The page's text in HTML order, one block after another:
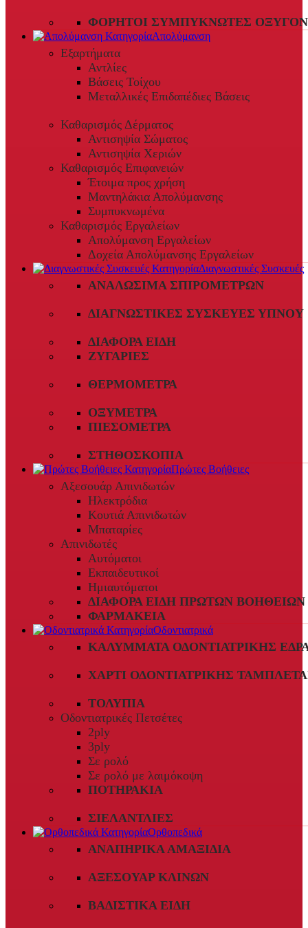
ΦΟΡΗΤΟΊ ΣΥΜΠΥΚΝΩΤΈΣ
Απολύμανση
Εξαρτήματα
Αντλίες
Βάσεις Τοίχου
Μεταλλικές Επιδαπέδιες Βάσεις
Καθαρισμός Δέρματος
Αντισηψία Σώματος
Αντισηψία Χεριών
Καθαρισμός Επιφανειών
Έτοιμα προς χρήση
Μαντηλάκια Απολύμανσης
Συμπυκνωμένα
Καθαρισμός Εργαλείων
Απολύμανση Εργαλείων
Δοχεία Απολύμανσης Εργαλείων
Διαγνωστικές Συσκευές
ΑΝΑΛΏΣΙΜΑ ΣΠΙΡΟΜΈΤΡΩΝ
ΔΙΑΓΝΩΣΤΙΚΈΣ ΣΥΣΚΕΥΈΣ ΎΠΝΟΥ
ΔΙΆΦΟΡΑ ΕΊΔΗ
ΖΥΓΑΡΙΈΣ
ΘΕΡΜΌΜΕΤΡΑ
ΟΞΎΜΕΤΡΑ
ΠΙΕΣΌΜΕΤΡΑ
ΣΤΗΘΟΣΚΌΠΙΑ
Πρώτες Βοήθειες
Αξεσουάρ Απινιδωτών
Ηλεκτρόδια
Κουτιά Απινιδωτών
Μπαταρίες
Απινιδωτές
Αυτόματοι
Εκπαιδευτικοί
Ημιαυτόματοι
ΔΙΆΦΟΡΑ ΕΊΔΗ ΠΡΏΤΩΝ ΒΟΗΘΕΙΏΝ
ΦΑΡΜΑΚΕΊΑ
Οδοντιατρικά
ΚΑΛΎΜΜΑΤΑ ΟΔΟΝΤΙΑΤΡΙΚΉΣ
ΧΑΡΤΊ ΟΔΟΝΤΙΑΤΡΙΚΉΣ
ΤΟΛΎΠΙΑ
Οδοντιατρικές Πετσέτες
2ply
3ply
Σε ρολό
Σε ρολό με λαιμόκοψη
ΠΟΤΗΡΆΚΙΑ
ΣΙΕΛΑΝΤΛΊΕΣ
Ορθοπεδικά
ΑΝΑΠΗΡΙΚΆ ΑΜΑΞΊΔΙΑ
ΑΞΕΣΟΥΆΡ ΚΛΙΝΏΝ
ΒΑΔΙΣΤΙΚΆ ΕΊΔΗ